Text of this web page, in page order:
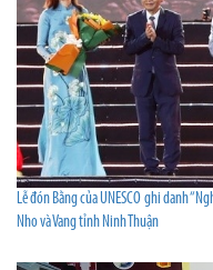
Lễ đón Bằng của UNESCO ghi danh
Nho và Vang tỉnh Ninh Thuận